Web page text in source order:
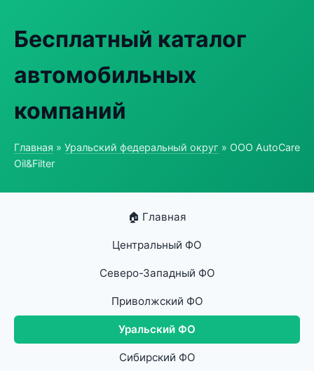
Бесплатный каталог
автомобильных
компаний
Главная » Уральский федеральный округ » ООО AutoCare
Oil&Filter
🏠 Главная
Центральный ФО
Северо-Западный ФО
Приволжский ФО
Уральский ФО
Сибирский ФО